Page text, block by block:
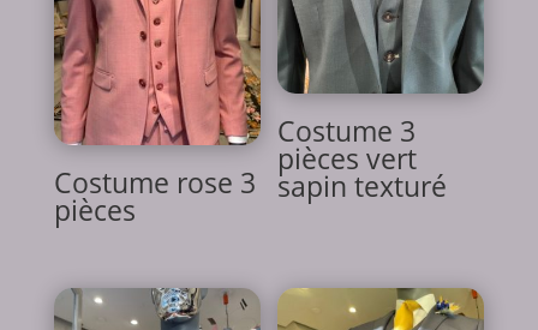
Costume rose 3
pièces
Costume 3
pièces vert
sapin texturé